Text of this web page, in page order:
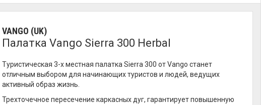
VANGO (UK)
Палатка Vango Sierra 300 Herbal
Туристическая 3-х местная палатка Sierra 300 от Vango станет
отличным выбором для начинающих туристов и людей, ведущих
активный образ жизнь.
Трехточечное пересечение каркасных дуг, гарантирует повышенную